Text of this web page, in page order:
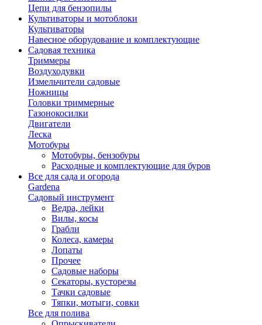
Цепи для бензопилы
Культиваторы и мотоблоки
Культиваторы
Навесное оборудование и комплектующие
Садовая техника
Триммеры
Воздуходувки
Измельчители садовые
Ножницы
Головки триммерные
Газонокосилки
Двигатели
Леска
Мотобуры
Мотобуры, бензобуры
Расходные и комплектующие для буров
Все для сада и огорода
Gardena
Садовый инструмент
Ведра, лейки
Вилы, косы
Грабли
Колеса, камеры
Лопаты
Прочее
Садовые наборы
Секаторы, кусторезы
Тачки садовые
Тяпки, мотыги, совки
Все для полива